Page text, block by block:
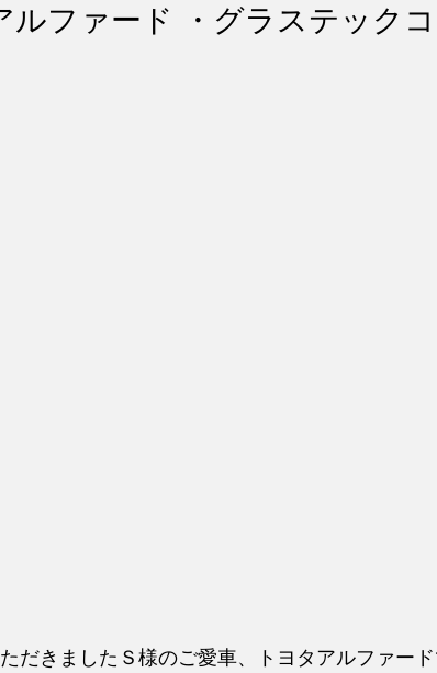
ファード ・グラステックコ
だきましたＳ様のご愛車、トヨタアルファード